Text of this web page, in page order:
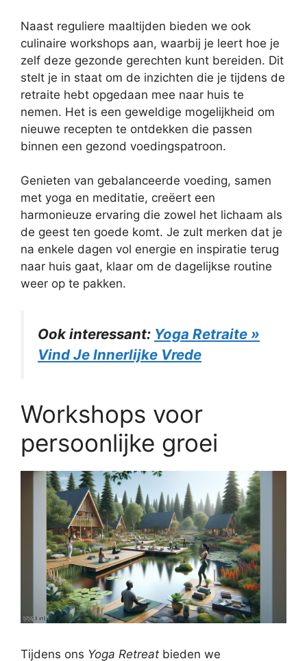
Naast reguliere maaltijden bieden we ook
culinaire workshops aan, waarbij je leert hoe je
zelf deze gezonde gerechten kunt bereiden. Dit
stelt je in staat om de inzichten die je tijdens de
retraite hebt opgedaan mee naar huis te
nemen. Het is een geweldige mogelijkheid om
nieuwe recepten te ontdekken die passen
binnen een gezond voedingspatroon.
Genieten van gebalanceerde voeding, samen
met yoga en meditatie, creëert een
harmonieuze ervaring die zowel het lichaam als
de geest ten goede komt. Je zult merken dat je
na enkele dagen vol energie en inspiratie terug
naar huis gaat, klaar om de dagelijkse routine
weer op te pakken.
Ook interessant: Yoga Retraite »
Vind Je Innerlijke Vrede
Workshops voor
persoonlijke groei
Tijdens ons Yoga Retreat bieden we